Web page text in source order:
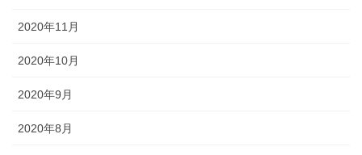
2020年11月
2020年10月
2020年9月
2020年8月